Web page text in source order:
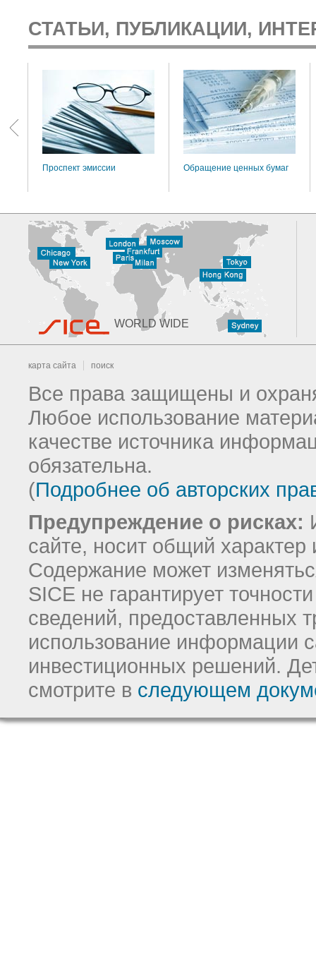
СТАТЬИ, ПУБЛИКАЦИИ,
Проспект эмиссии Обращение ценных бумаг
WORLD WIDE
карта сайта поиск
Все права защищены и
Любое использование
качестве источника
обязательна.
(Подробнее об авторских
Предупреждение о рисках:
сайте, носит общий
Содержание может
SICE не гарантирует
сведений, предоставленных
использование информации
инвестиционных решений.
смотрите в следующем